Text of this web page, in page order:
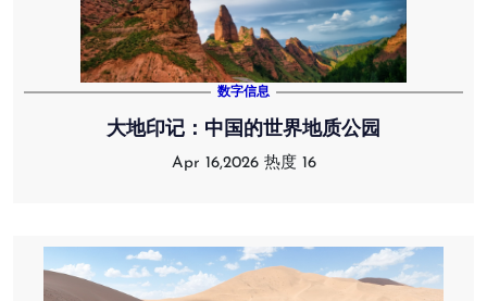
数字信息
大地印记：中国的世界地质公园
Apr 16,2026 热度 16